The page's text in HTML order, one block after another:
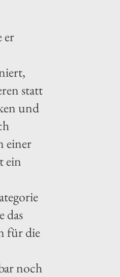
er
statt
und
einer
ein
das
für die
noch